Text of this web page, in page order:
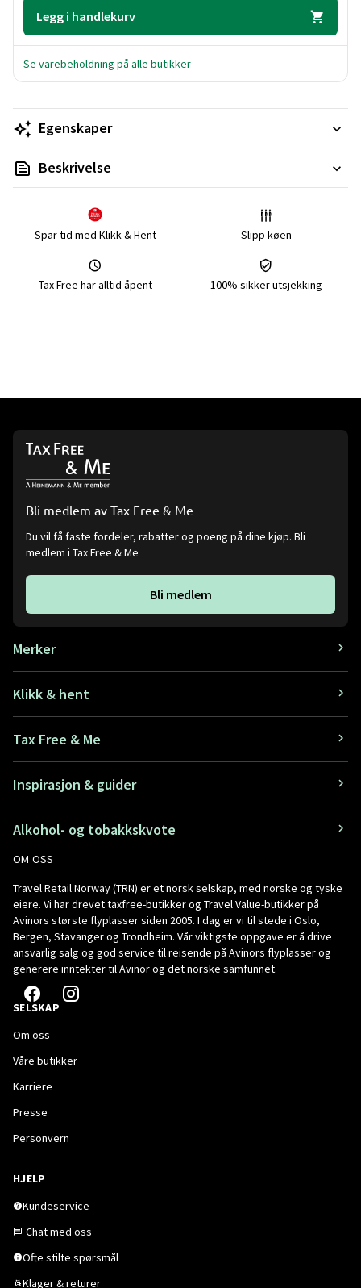
Legg i handlekurv
Se varebeholdning på alle butikker
Egenskaper
Beskrivelse
Spar tid med Klikk & Hent Slipp køen
Tax Free har alltid åpent 100% sikker utsjekking
Bli medlem av Tax Free & Me
Du vil få faste fordeler, rabatter og poeng på dine kjøp. Bli
medlem i Tax Free & Me
Bli medlem
Merker
Klikk & hent
Tax Free & Me
Inspirasjon & guider
Alkohol- og tobakkskvote
OM OSS
Travel Retail Norway (TRN) er et norsk selskap, med norske og tyske
eiere. Vi har drevet taxfree-butikker og Travel Value-butikker på
Avinors største flyplasser siden 2005. I dag er vi til stede i Oslo,
Bergen, Stavanger og Trondheim. Vår viktigste oppgave er å drive
ansvarlig salg og god service til reisende på Avinors flyplasser og
generere inntekter til Avinor og det norske samfunnet.
SELSKAP
Om oss
Våre butikker
Karriere
Presse
Personvern
HJELP
Kundeservice
Chat med oss
Ofte stilte spørsmål
Klager & returer